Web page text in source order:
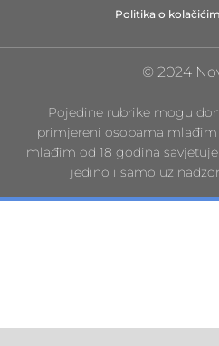
Politika o
© 2024
Pojedine rubrike mogu
primjereni osobama mlađim
mlađim od 18 godina
jedino i samo uz